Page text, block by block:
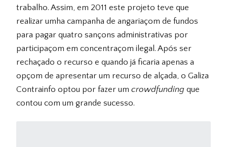
trabalho. Assim, em 2011 este projeto teve que
realizar umha campanha de angariaçom de fundos
para pagar quatro sançons administrativas por
participaçom em concentraçom ilegal. Após ser
rechaçado o recurso e quando já ficaria apenas a
opçom de apresentar um recurso de alçada, o Galiza
Contrainfo optou por fazer um crowdfunding que
contou com um grande sucesso.